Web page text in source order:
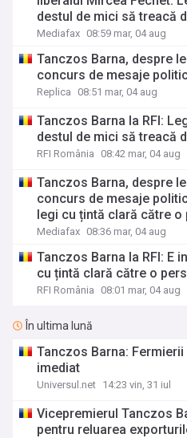
destul de mici să treacă
Mediafax 08:59 mar, 04 aug
Tanczos Barna, despre
concurs de mesaje
Replica 08:51 mar, 04 aug
Tanczos Barna la RFI:
destul de mici să treacă
RFI România 08:42 mar, 04 aug
Tanczos Barna, despre
concurs de mesaje
legi cu țintă clară către o
Mediafax 08:36 mar, 04 aug
Tanczos Barna la RFI: E
cu țintă clară către o
RFI România 08:01 mar, 04 aug
În ultima lună
Tanczos Barna:
imediat
Universul.net 14:23 vin, 31 iul
Vicepremierul Tanczos
pentru reluarea